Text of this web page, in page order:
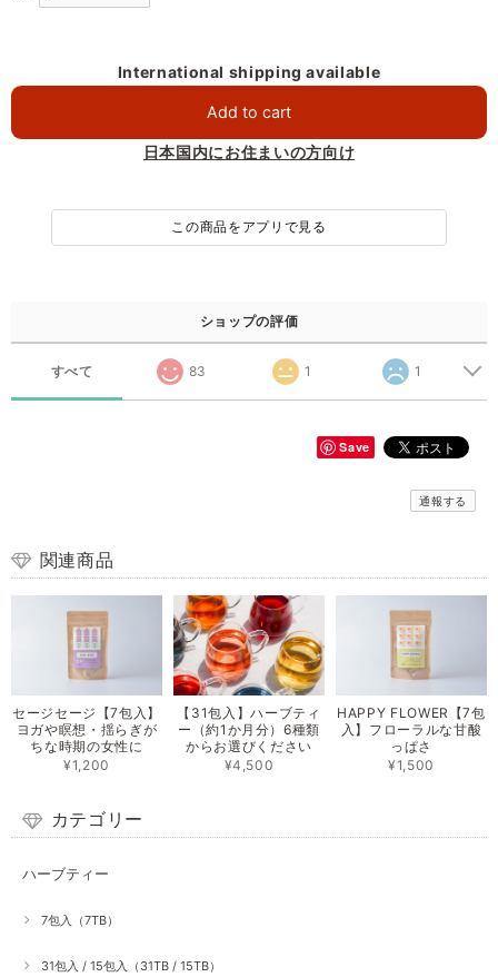
International shipping available
Add to cart
日本国内にお住まいの方向け
この商品をアプリで見る
ショップの評価
すべて 83 1 1
Save
通報する
関連商品
セージセージ【7包入】
ヨガや瞑想・揺らぎが
ちな時期の女性に
¥1,200
【31包入】ハーブティ
ー（約1か月分）6種類
からお選びください
¥4,500
HAPPY FLOWER【7包
入】フローラルな甘酸
っぱさ
¥1,500
カテゴリー
ハーブティー
7包入（7TB）
31包入 / 15包入（31TB / 15TB）